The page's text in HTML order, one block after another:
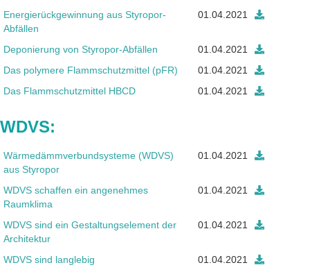
Energierückgewinnung aus Styropor-
Abfällen
01.04.2021
Deponierung von Styropor-Abfällen
01.04.2021
Das polymere Flammschutzmittel (pFR)
01.04.2021
Das Flammschutzmittel HBCD
01.04.2021
WDVS:
Wärme­dämm­verbund­systeme (WDVS)
aus Styropor
01.04.2021
WDVS schaffen ein angenehmes
Raumklima
01.04.2021
WDVS sind ein Gestaltungselement der
Architektur
01.04.2021
WDVS sind langlebig
01.04.2021